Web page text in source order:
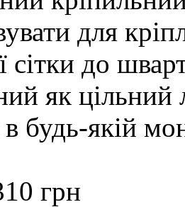
для
сітки до
як цільний
в будь-якій
грн